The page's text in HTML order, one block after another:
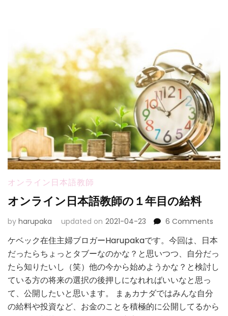
絶
対
勧
め
る
海
ド
ラ
マ
オンライン日本語教師
オンライン日本語教師の１年目の給料
by harupaka updated on 2021-04-23 6 Comments
ン
ラ
イ
ン
語
ケベック在住主婦ブロガーHarupakaです。今回は、日本
だったらちょっとタブーなのかな？と思いつつ、自分だっ
たら知りたいし（笑）他の今から始めようかな？と検討し
ている方の将来の選択の後押しになれればいいなと思っ
て、公開したいと思います。 まぁカナダではみんな自分
の給料や投資など、お金のことを積極的に公開してるから